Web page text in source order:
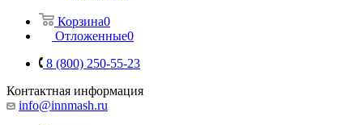
Корзина0
Отложенные0
8 (800) 250-55-23
Контактная информация
info@innmash.ru